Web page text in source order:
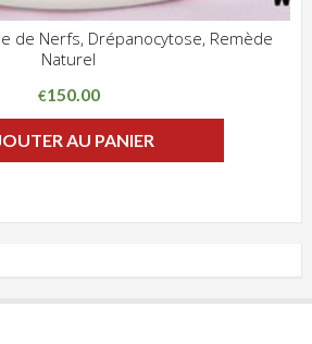
de Nerfs, Drépanocytose, Remède
Naturel
€150.00
AU PANIER